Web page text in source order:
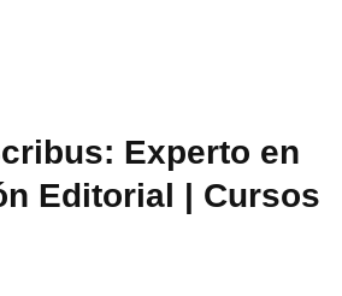
Experto en
Editorial | Cursos